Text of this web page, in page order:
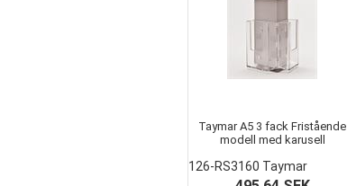
Taymar A5 3 fack Fristående
modell med karusell
126-RS3160 Taymar